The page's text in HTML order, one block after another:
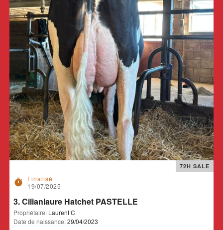
timer
Finalisé
19/07/2025
72H SALE
3. Cilianlaure Hatchet PASTELLE
Propriétaire: Laurent C
Date de naissance:29/04/2023